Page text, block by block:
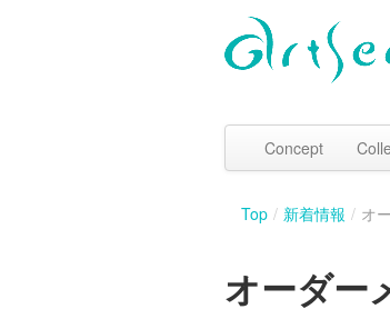
Concept
Top / 新着情報 / オ
オーダー